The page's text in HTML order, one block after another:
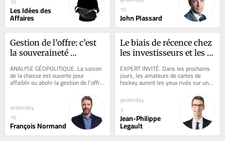
10
Les Idées des
Affaires
10
John Plassard
Gestion de l’offre: c’est
la souveraineté
alimentaire et
l’occupation du
territoire, stupide!
ANALYSE GÉOPOLITIQUE. La saison
de la chasse est ouverte pour
affaiblir ou abolir la gestion de l’offre
au Canada dans la production de
yesterday
10
François Normand
Le biais de récence chez
les investisseurs et les
collectionneurs
EXPERT INVITÉ. Dans les prochains
jours, les amateurs de cartes de
hockey auront les yeux rivés sur une
carte bien spéciale. En effet, la
carte...
yesterday
3
Jean-Philippe
Legault